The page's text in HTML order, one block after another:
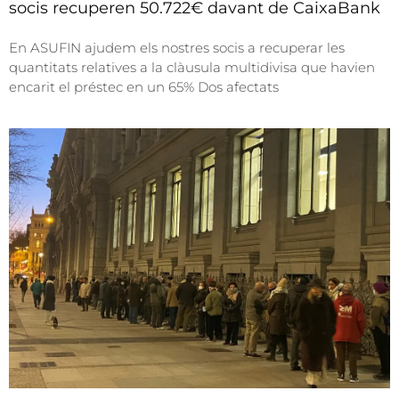
socis recuperen 50.722€ davant de CaixaBank
En ASUFIN ajudem els nostres socis a recuperar les
quantitats relatives a la clàusula multidivisa que havien
encarit el préstec en un 65% Dos afectats